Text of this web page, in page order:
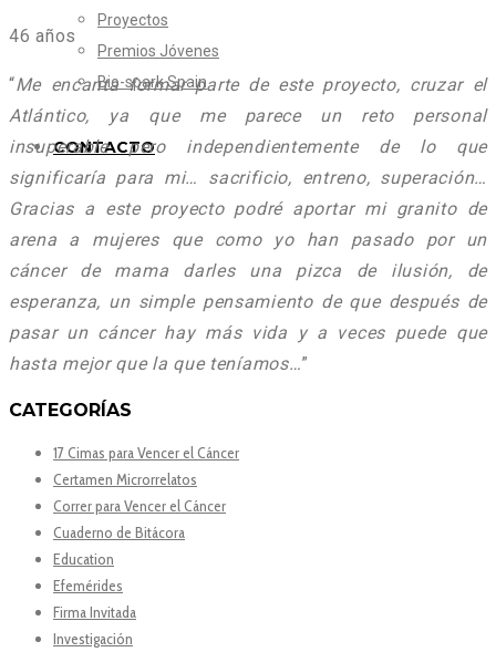
Proyectos
Premios Jóvenes
Bio-spark Spain
CONTACTO
46 años
“Me encanta formar parte de este proyecto, cruzar el
Atlántico, ya que me parece un reto personal
insuperable pero independientemente de lo que
significaría para mi… sacrificio, entreno, superación…
Gracias a este proyecto podré aportar mi granito de
arena a mujeres que como yo han pasado por un
cáncer de mama darles una pizca de ilusión, de
esperanza, un simple pensamiento de que después de
pasar un cáncer hay más vida y a veces puede que
hasta mejor que la que teníamos…”
CATEGORÍAS
17 Cimas para Vencer el Cáncer
Certamen Microrrelatos
Correr para Vencer el Cáncer
Cuaderno de Bitácora
Education
Efemérides
Firma Invitada
Investigación